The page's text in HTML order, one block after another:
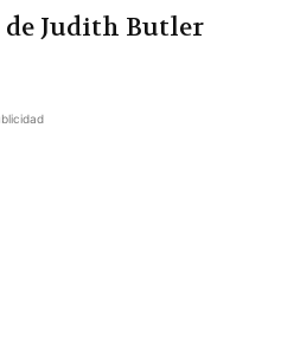
Judith Butler